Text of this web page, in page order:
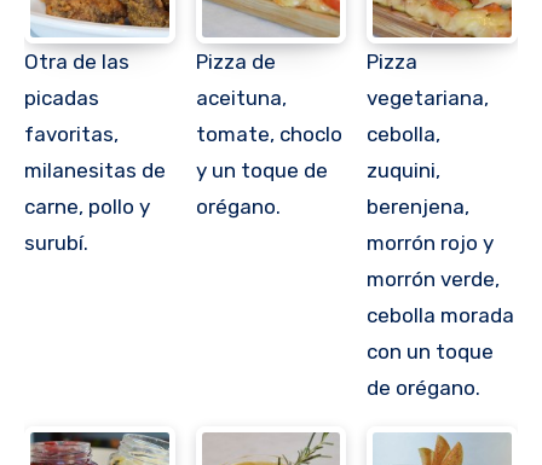
Otra de las
picadas
favoritas,
milanesitas de
carne, pollo y
surubí.
Pizza de
aceituna,
tomate, choclo
y un toque de
orégano.
Pizza
vegetariana,
cebolla,
zuquini,
berenjena,
morrón rojo y
morrón verde,
cebolla morada
con un toque
de orégano.